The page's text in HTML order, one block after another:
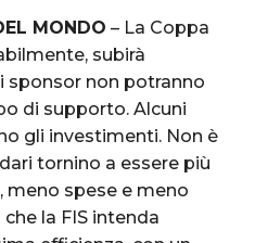
MONDO – La Coppa
subirà
sponsor non potranno
di supporto. Alcuni
gli investimenti. Non è
tornino a essere più
meno spese e meno
la FIS intenda